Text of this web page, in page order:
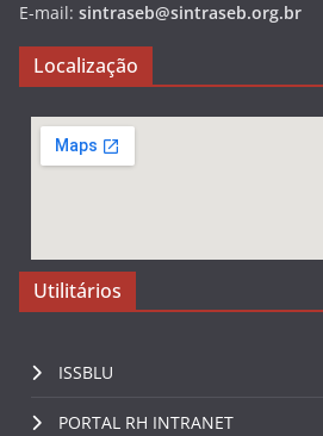
E-mail: sintraseb@sintraseb.org.br
Localização
Utilitários
ISSBLU
PORTAL RH INTRANET